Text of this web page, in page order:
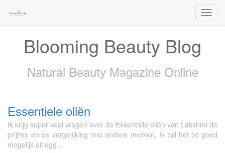
Blooming Beauty Blog
Natural Beauty Magazine Online
Essentiele oliën
Ik krijg super veel vragen over de Essentiele oliën van Lakshmi de
prijzen en de vergelijking met andere merken. Ik zal het zo goed
mogelijk uitlegg...